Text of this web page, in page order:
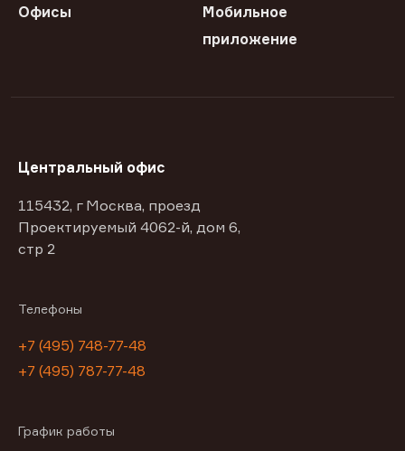
Офисы
Мобильное
приложение
Центральный офис
115432, г Москва, проезд
Проектируемый 4062-й, дом 6,
стр 2
Телефоны
+7 (495) 748-77-48
+7 (495) 787-77-48
График работы